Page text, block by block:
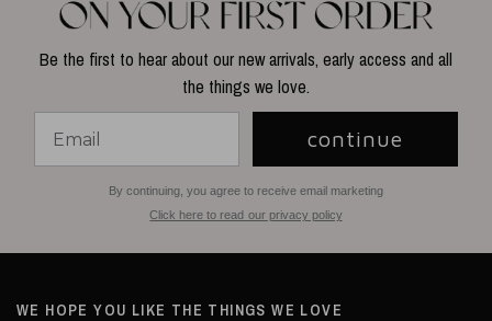
Be the first to hear about our new arrivals, early access and all
the things we love.
continue
By continuing, you agree to receive email marketing
Click here to read our privacy policy
WE HOPE YOU LIKE THE THINGS WE LOVE